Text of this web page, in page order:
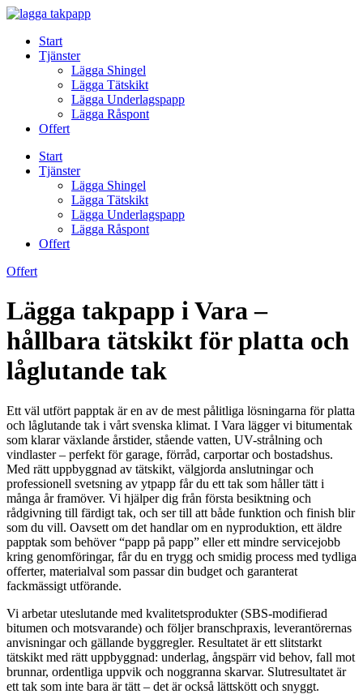
Skip
contentStart
Tjänster
Lägga Shingel
Lägga Tätskikt
Lägga Underlagspapp
Lägga Råspont
Offert
Start
Tjänster
Lägga Shingel
Lägga Tätskikt
Lägga Underlagspapp
Lägga Råspont
Offert
Offert
Lägga takpapp i Vara –
hållbara tätskikt för platta och
låglutande tak
Ett väl utfört papptak är en av de mest pålitliga lösningarna för platta
och låglutande tak i vårt svenska klimat. I Vara lägger vi bitumentak
som klarar växlande årstider, stående vatten, UV-strålning och
vindlaster – perfekt för garage, förråd, carportar och bostadshus.
Med rätt uppbyggnad av tätskikt, välgjorda anslutningar och
professionell svetsning av ytpapp får du ett tak som håller tätt i
många år framöver. Vi hjälper dig från första besiktning och
rådgivning till färdigt tak, och ser till att både funktion och finish blir
som du vill. Oavsett om det handlar om en nyproduktion, ett äldre
papptak som behöver “papp på papp” eller ett mindre servicejobb
kring genomföringar, får du en trygg och smidig process med tydliga
offerter, materialval som passar din budget och garanterat
fackmässigt utförande.
Vi arbetar uteslutande med kvalitetsprodukter (SBS-modifierad
bitumen och motsvarande) och följer branschpraxis, leverantörernas
anvisningar och gällande byggregler. Resultatet är ett slitstarkt
tätskikt med rätt uppbyggnad: underlag, ångspärr vid behov, fall mot
brunnar, ordentliga uppvik och noggranna skarvar. Slutresultatet är
ett tak som inte bara är tätt – det är också lättskött och snyggt.